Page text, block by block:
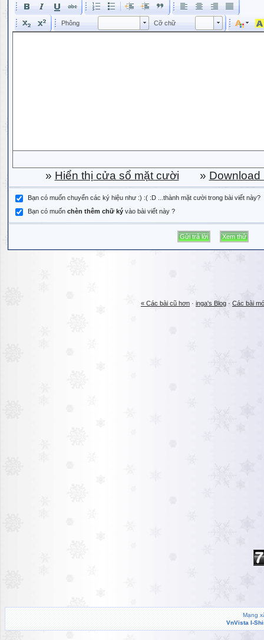
Phông Phông Cỡ chữ Kích cỡ phông
» Hiển thị cửa sổ mặt cười » Download
Bạn có muốn chuyển các ký hiệu như :) :( :D ...thành mặt cười trong bài viết này?
Bạn có muốn chèn thêm chữ ký vào bài viết này ?
« Các bài cũ hơn · inga's Blog · Các bài
Mạng
VnVista I-